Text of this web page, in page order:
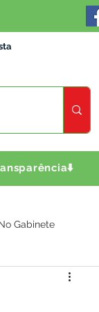
Gabinete
e Produção